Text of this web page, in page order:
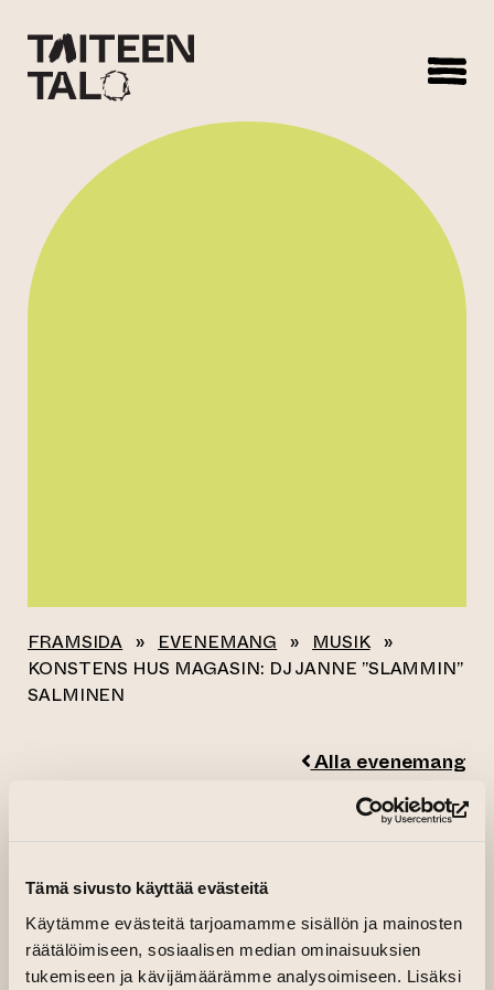
Tämä sivusto käyttää evästeitä
Käytämme evästeitä tarjoamamme sisällön ja mainosten
räätälöimiseen, sosiaalisen median ominaisuuksien
tukemiseen ja kävijämäärämme analysoimiseen. Lisäksi
FRAMSIDA » EVENEMANG » MUSIK »
KONSTENS HUS MAGASIN: DJ JANNE ”SLAMMIN”
SALMINEN
Alla evenemang
KONSTENS HUS
MAGASIN: DJ
JANNE ”SLAMMIN”
SALMINEN